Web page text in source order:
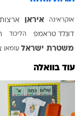
אוקראינה איראן
דונלד טראמפ הליכוד
משטרת ישראל עומאן
עוד בוואלה